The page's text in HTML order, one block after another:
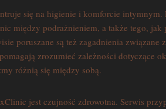
się na higienie i komforcie intymnym.
między podrażnieniem, a także tego, jak
poruszane są też zagadnienia związane
zrozumieć zależności dotyczące
różnią się między sobą.
jest czujność zdrowotna. Serwis